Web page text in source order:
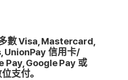
數 Visa, Mastercard,
UnionPay 信用卡/
Pay, Google Pay 或
支付。